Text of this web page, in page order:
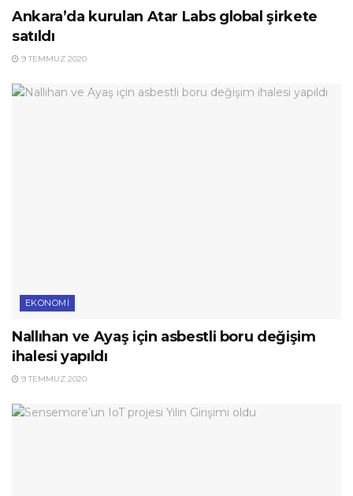
Ankara’da kurulan Atar Labs global şirkete
satıldı
9 TEMMUZ 2020
EKONOMI
Nallıhan ve Ayaş için asbestli boru değişim
ihalesi yapıldı
9 TEMMUZ 2020